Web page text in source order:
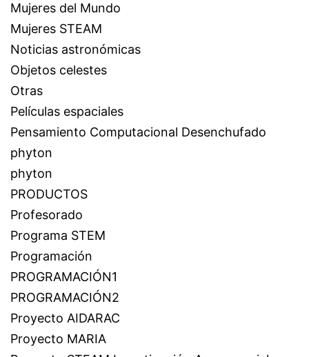
Mujeres del Mundo
Mujeres STEAM
Noticias astronómicas
Objetos celestes
Otras
Películas espaciales
Pensamiento Computacional Desenchufado
phyton
phyton
PRODUCTOS
Profesorado
Programa STEM
Programación
PROGRAMACIÓN1
PROGRAMACIÓN2
Proyecto AIDARAC
Proyecto MARIA